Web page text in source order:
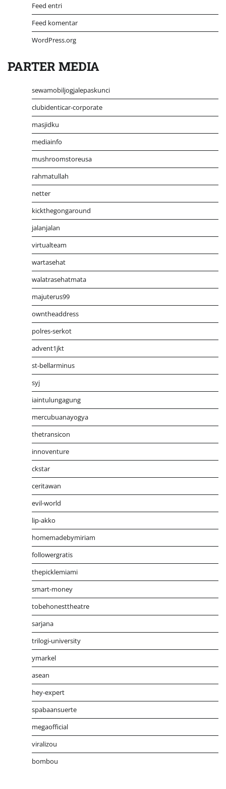
Feed entri
Feed komentar
WordPress.org
PARTER MEDIA
sewamobiljogjalepaskunci
clubidenticar-corporate
masjidku
mediainfo
mushroomstoreusa
rahmatullah
netter
kickthegongaround
jalanjalan
virtualteam
wartasehat
walatrasehatmata
majuterus99
owntheaddress
polres-serkot
advent1jkt
st-bellarminus
syj
iaintulungagung
mercubuanayogya
thetransicon
innoventure
ckstar
ceritawan
evil-world
lip-akko
homemadebymiriam
followergratis
thepicklemiami
smart-money
tobehonesttheatre
sarjana
trilogi-university
ymarkel
asean
hey-expert
spabaansuerte
megaofficial
viralizou
bombou